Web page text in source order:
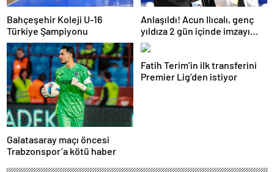
Bahçeşehir Koleji U-16
Türkiye Şampiyonu
Anlaşıldı! Acun Ilıcalı, genç
yıldıza 2 gün içinde imzayı
attırıyor
Galatasaray maçı öncesi
Trabzonspor’a kötü haber
Fatih Terim’in ilk transferini
Premier Lig’den istiyor